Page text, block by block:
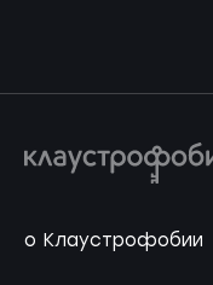
о Клаустрофобии